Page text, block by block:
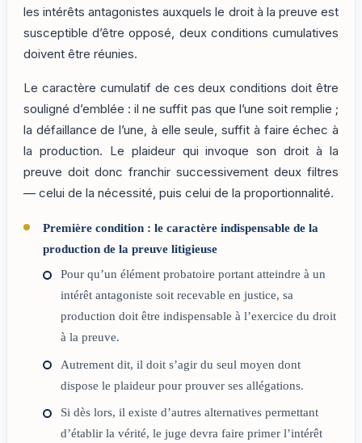
les intérêts antagonistes auxquels le droit à la preuve est
susceptible d’être opposé, deux conditions cumulatives
doivent être réunies.
Le caractère cumulatif de ces deux conditions doit être
souligné d’emblée : il ne suffit pas que l’une soit remplie ;
la défaillance de l’une, à elle seule, suffit à faire échec à
la production. Le plaideur qui invoque son droit à la
preuve doit donc franchir successivement deux filtres
— celui de la nécessité, puis celui de la proportionnalité.
Première condition : le caractère indispensable de la
production de la preuve litigieuse
Pour qu’un élément probatoire portant atteindre à un
intérêt antagoniste soit recevable en justice, sa
production doit être indispensable à l’exercice du droit
à la preuve.
Autrement dit, il doit s’agir du seul moyen dont
dispose le plaideur pour prouver ses allégations.
Si dès lors, il existe d’autres alternatives permettant
d’établir la vérité, le juge devra faire primer l’intérêt